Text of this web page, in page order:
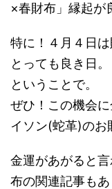
×春財布」縁起が
特に！４月４日
とっても良き日。
ということで。
ぜひ！この機会
イソン(蛇革)のお
金運があがると
布の関連記事も